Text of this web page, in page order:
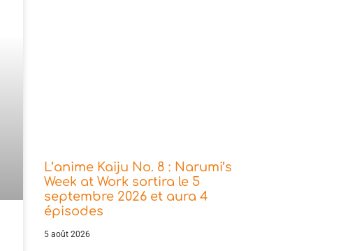
L’anime Kaiju No. 8 : Narumi’s
Week at Work sortira le 5
septembre 2026 et aura 4
épisodes
5 août 2026